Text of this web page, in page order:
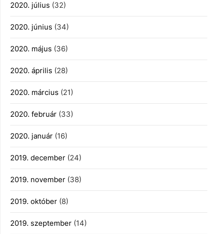
2020. július (32)
2020. június (34)
2020. május (36)
2020. április (28)
2020. március (21)
2020. február (33)
2020. január (16)
2019. december (24)
2019. november (38)
2019. október (8)
2019. szeptember (14)